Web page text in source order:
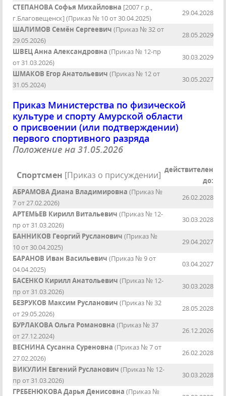
СТЕПАНОВА Софья Михайловна [2007 г.р.,
г.Благовещенск] (Приказ № 10 от 30.04.2025)
29.04.2028
ШАЛИМОВ Семён Сергеевич (Приказ № 32 от
29.05.2026)
28.05.2029
ШВЕЦ Анна Александровна (Приказ № 12-пр
от 31.03.2026)
30.03.2029
ШМАКОВ Егор Анатольевич (Приказ № 12 от
31.05.2024)
30.05.2027
Приказ Министерства по физической
культуре и спорту Амурской области
о присвоении (или подтверждении)
первого спортивного разряда
Положение на 31.05.2026
Спортсмен [Приказ о присуждении] действителен
до:
АБРАМОВА Диана Владимировна (Приказ №
7 от 27.02.2026)
26.02.2028
АРТЕМЬЕВ Кирилл Витальевич (Приказ № 12-
пр от 31.03.2026)
30.03.2028
БАННИКОВ Георгий Русланович (Приказ №
10 от 30.04.2025)
29.04.2027
БАРАНОВ Иван Васильевич (Приказ № 9 от
04.04.2025)
03.04.2027
БАСЕНКО Кирилл Анатольевич (Приказ № 12-
пр от 31.03.2026)
30.03.2028
БЕЗРУКОВ Максим Русланович (Приказ № 32
от 29.05.2026)
28.05.2028
БУРЛАКОВА Ольга Романовна (Приказ № 37
от 27.12.2024)
26.12.2026
ВЕСНИНА Сусанна Суреновна (Приказ № 7 от
27.02.2026)
26.02.2028
ВИКУЛИН Евгений Русланович (Приказ № 12-
пр от 31.03.2026)
30.03.2028
ГРЕБЕНЮКОВА Дарья Денисовна (Приказ №